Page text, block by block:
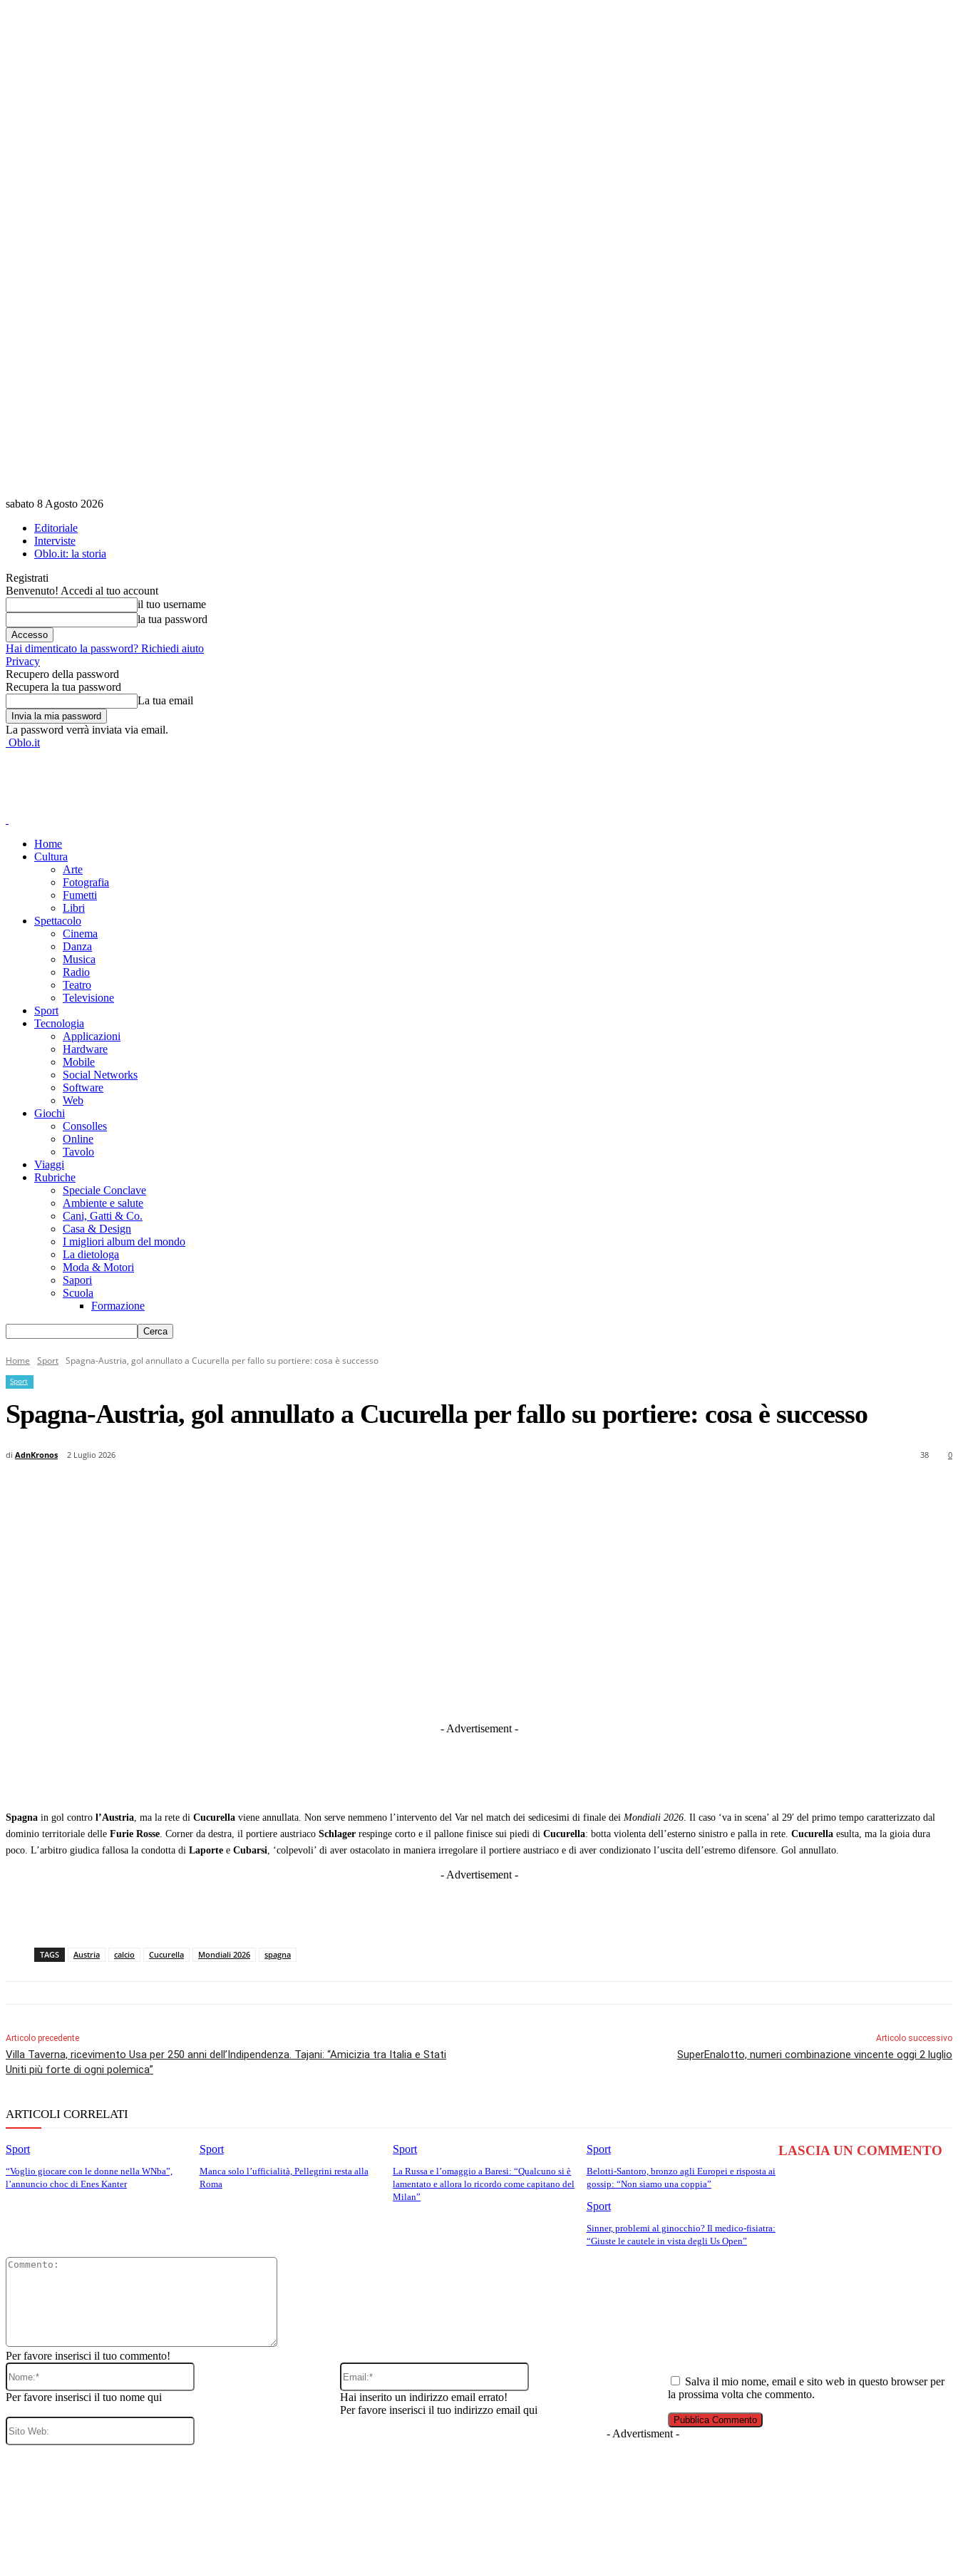
sabato 8 Agosto 2026
Editoriale
Interviste
Oblo.it: la storia
Registrati
Benvenuto! Accedi al tuo account
il tuo username
la tua password
Hai dimenticato la password? Richiedi aiuto
Privacy
Recupero della password
Recupera la tua password
La tua email
La password verrà inviata via email.
Oblo.it
Home
Cultura
Arte
Fotografia
Fumetti
Libri
Spettacolo
Cinema
Danza
Musica
Radio
Teatro
Televisione
Sport
Tecnologia
Applicazioni
Hardware
Mobile
Social Networks
Software
Web
Giochi
Consolles
Online
Tavolo
Viaggi
Rubriche
Speciale Conclave
Ambiente e salute
Cani, Gatti & Co.
Casa & Design
I migliori album del mondo
La dietologa
Moda & Motori
Sapori
Scuola
Formazione
Home Sport Spagna-Austria, gol annullato a Cucurella per fallo su portiere: cosa è successo
Sport
Spagna-Austria, gol annullato a Cucurella per fallo su portiere: cosa è successo
di AdnKronos 2 Luglio 2026 0
38
- Advertisement -
Spagna in gol contro l’Austria, ma la rete di Cucurella viene annullata. Non serve nemmeno l’intervento del Var nel match dei sedicesimi di finale dei Mondiali 2026. Il caso ‘va in scena’ al 29′ del primo tempo caratterizzato dal
dominio territoriale delle Furie Rosse. Corner da destra, il portiere austriaco Schlager respinge corto e il pallone finisce sui piedi di Cucurella: botta violenta dell’esterno sinistro e palla in rete. Cucurella esulta, ma la gioia dura
poco. L’arbitro giudica fallosa la condotta di Laporte e Cubarsi, ‘colpevoli’ di aver ostacolato in maniera irregolare il portiere austriaco e di aver condizionato l’uscita dell’estremo difensore. Gol annullato.
- Advertisement -
TAGS Austria calcio Cucurella Mondiali 2026 spagna
Articolo precedente
Villa Taverna, ricevimento Usa per 250 anni dell’Indipendenza. Tajani: “Amicizia tra Italia e Stati
Uniti più forte di ogni polemica”
Articolo successivo
SuperEnalotto, numeri combinazione vincente oggi 2 luglio
ARTICOLI CORRELATI
Sport
“Voglio giocare con le donne nella WNba”,
l’annuncio choc di Enes Kanter
Sport
Manca solo l’ufficialità, Pellegrini resta alla
Roma
Sport
La Russa e l’omaggio a Baresi: “Qualcuno si è
lamentato e allora lo ricordo come capitano del
Milan”
Sport
Belotti-Santoro, bronzo agli Europei e risposta ai
gossip: “Non siamo una coppia”
Sport
Sinner, problemi al ginocchio? Il medico-fisiatra:
“Giuste le cautele in vista degli Us Open”
LASCIA UN COMMENTO
Commento:
Per favore inserisci il tuo commento!
Nome:*
Per favore inserisci il tuo nome qui
Email:*
Hai inserito un indirizzo email errato!
Per favore inserisci il tuo indirizzo email qui
Sito
Salva il mio nome, email e sito web in questo browser per
la prossima volta che commento.
- Advertisment -